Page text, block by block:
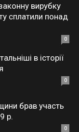
вирубку
сплатили понад
0
в історії
0
брав участь
р.
0